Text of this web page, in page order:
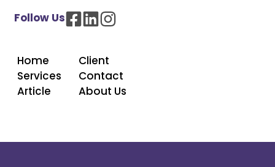
Follow Us
Home
Services
Article
Client
Contact
About Us